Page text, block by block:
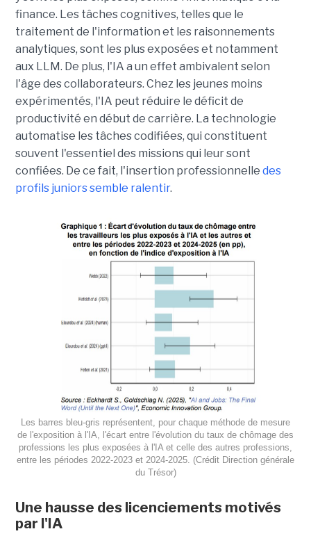
finance. Les tâches cognitives, telles que le
traitement de l'information et les raisonnements
analytiques, sont les plus exposées et notamment
aux LLM. De plus, l'IA a un effet ambivalent selon
l'âge des collaborateurs. Chez les jeunes moins
expérimentés, l'IA peut réduire le déficit de
productivité en début de carrière. La technologie
automatise les tâches codifiées, qui constituent
souvent l'essentiel des missions qui leur sont
confiées. De ce fait, l'insertion professionnelle des
profils juniors semble ralentir.
Les barres bleu-gris représentent, pour chaque méthode de mesure
de l'exposition à l'IA, l'écart entre l'évolution du taux de chômage des
professions les plus exposées à l'IA et celle des autres professions,
entre les périodes 2022-2023 et 2024-2025. (Crédit Direction générale
du Trésor)
Une hausse des licenciements motivés
par l'IA